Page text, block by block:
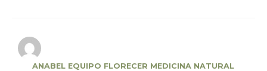
ANABEL EQUIPO FLORECER MEDICINA NATURAL